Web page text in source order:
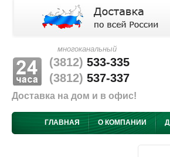
многоканальный
(3812) 533-335
(3812) 537-337
Доставка на дом и в офис!
ГЛАВНАЯ О КОМПАНИИ